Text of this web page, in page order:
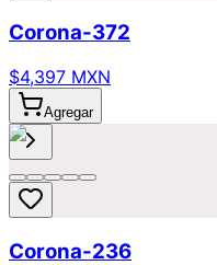
Corona-372
$4,397 MXN
Agregar
Corona-236